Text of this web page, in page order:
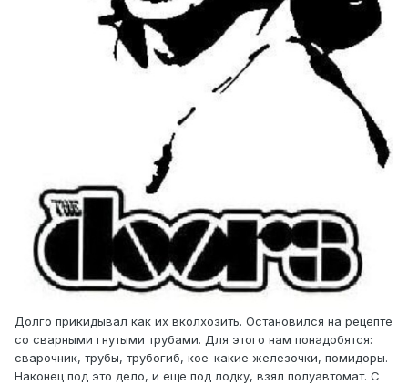
Долго прикидывал как их вколхозить. Остановился на рецепте
со сварными гнутыми трубами. Для этого нам понадобятся:
сварочник, трубы, трубогиб, кое-какие железочки, помидоры.
Наконец под это дело, и еще под лодку, взял полуавтомат. С